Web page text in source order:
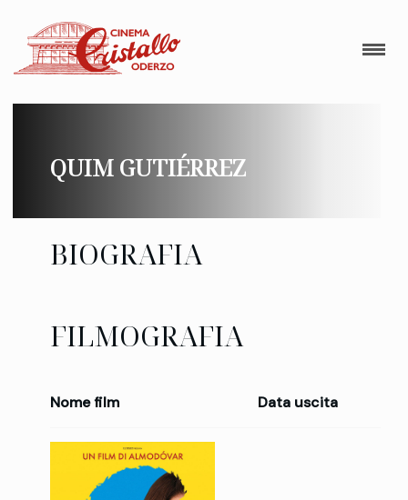
QUIM GUTIÉRREZ
BIOGRAFIA
FILMOGRAFIA
Nome film Data uscita